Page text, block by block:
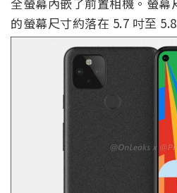
的螢幕尺寸約落在 5.7 吋至